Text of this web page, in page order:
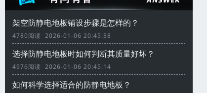
架空防静电地板铺设步骤是怎样的？
4780阅读 2026-01-06 20:45:38
选择防静电地板时如何判断其质量好坏？
4976阅读 2026-01-06 20:45:14
如何科学选择适合的防静电地板？